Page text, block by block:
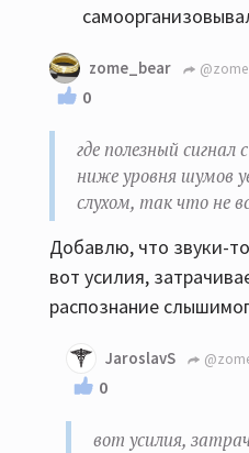
zome_bear
0
где полезный
ниже уровня шумов
слухом, так что не
Добавлю, что звуки-
вот усилия,
распознание
JaroslavS
0
вот усилия,